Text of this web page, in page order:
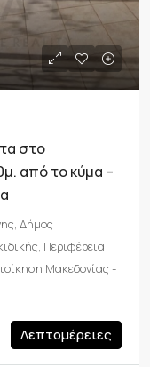
στο
από το κύμα –
Δήμος
Περιφέρεια
Μακεδονίας -
Λεπτομέρειες